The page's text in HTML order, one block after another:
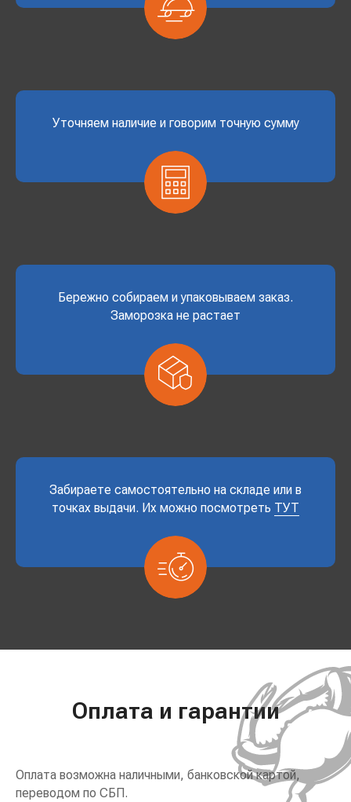
Уточняем наличие и говорим точную сумму
Бережно собираем и упаковываем заказ.
Заморозка не растает
Забираете самостоятельно на складе или в
точках выдачи. Их можно посмотреть ТУТ
Оплата и гарантии
Оплата возможна наличными, банковской картой,
переводом по СБП.